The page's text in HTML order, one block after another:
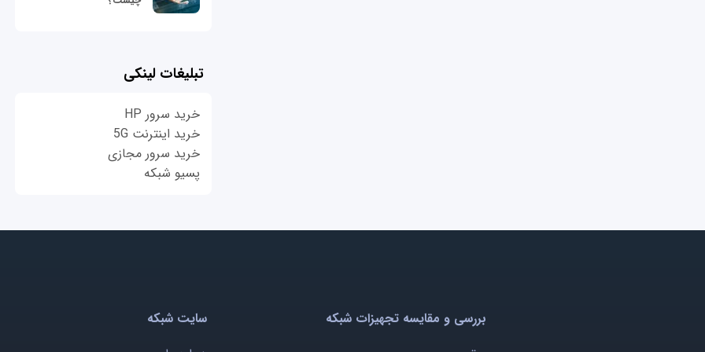
تبلیغات لینکی
خرید سرور HP
خرید اینترنت 5G
خرید سرور مجازی
پسیو شبکه
بررسی و مقایسه تجهیزات شبکه
سایت شبکه